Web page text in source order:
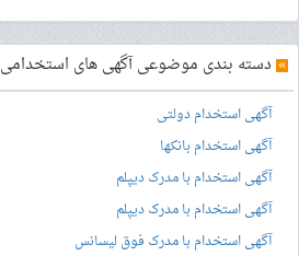
» دسته بندی موضوعی آگهی های استخدامی
آگهی استخدام دولتی
آگهی استخدام بانکها
آگهی استخدام با مدرک دیپلم
آگهی استخدام با مدرک دیپلم
آگهی استخدام با مدرک فوق لیسانس